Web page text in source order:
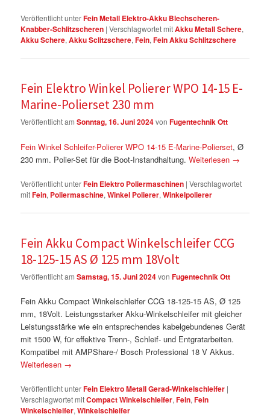
Veröffentlicht unterFein Metall Elektro-Akku Blechscheren-
Knabber-Schlitzscheren |Verschlagwortet mitAkku Metall Schere,
Akku Schere,Akku Sclitzschere,Fein,Fein Akku Schlitzschere
Fein Elektro Winkel Polierer WPO 14-15 E-
Marine-Polierset 230 mm
Veröffentlicht amSonntag, 16. Juni 2024vonFugentechnik Ott
Fein Winkel Schleifer-Polierer WPO 14-15 E-Marine-Polierset, Ø
230 mm. Polier-Set für die Boot-Instandhaltung.Weiterlesen →
Veröffentlicht unterFein Elektro Poliermaschinen |Verschlagwortet
mitFein, Poliermaschine,Winkel Polierer,Winkelpolierer
Fein Akku Compact Winkelschleifer CCG
18-125-15 AS Ø 125 mm 18Volt
Veröffentlicht amSamstag, 15. Juni 2024vonFugentechnik Ott
Fein Akku Compact Winkelschleifer CCG 18-125-15 AS, Ø 125
mm, 18Volt. Leistungsstarker Akku-Winkelschleifer mit gleicher
Leistungsstärke wie ein entsprechendes kabelgebundenes Gerät
mit 1500 W, für effektive Trenn-, Schleif- und Entgratarbeiten.
Kompatibel mit AMPShare-/ Bosch Professional 18 V Akkus.
Weiterlesen →
Veröffentlicht unterFein Elektro Metall Gerad-Winkelschleifer |
Verschlagwortet mitCompact Winkelschleifer,Fein,Fein
Winkelschleifer,Winkelschleifer